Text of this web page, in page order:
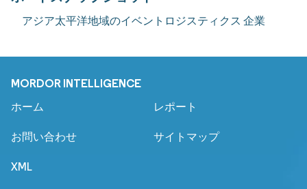
アジア太平洋地域のイベントロジスティクス 企業
MORDOR INTELLIGENCE
ホーム レポート
お問い合わせ サイトマップ
XML